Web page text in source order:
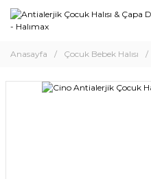
Anasayfa Çocuk Bebek Halısı